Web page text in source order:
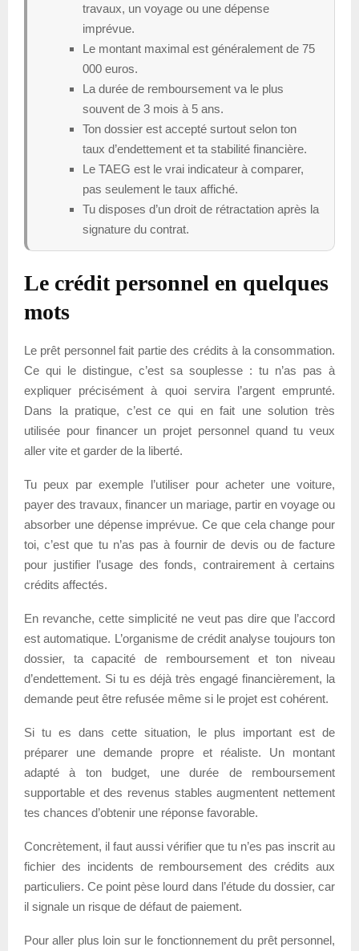
travaux, un voyage ou une dépense
imprévue.
Le montant maximal est généralement de 75
000 euros.
La durée de remboursement va le plus
souvent de 3 mois à 5 ans.
Ton dossier est accepté surtout selon ton
taux d’endettement et ta stabilité financière.
Le TAEG est le vrai indicateur à comparer,
pas seulement le taux affiché.
Tu disposes d’un droit de rétractation après la
signature du contrat.
Le crédit personnel en quelques
mots
Le prêt personnel fait partie des crédits à la consommation.
Ce qui le distingue, c’est sa souplesse : tu n’as pas à
expliquer précisément à quoi servira l’argent emprunté.
Dans la pratique, c’est ce qui en fait une solution très
utilisée pour financer un projet personnel quand tu veux
aller vite et garder de la liberté.
Tu peux par exemple l’utiliser pour acheter une voiture,
payer des travaux, financer un mariage, partir en voyage ou
absorber une dépense imprévue. Ce que cela change pour
toi, c’est que tu n’as pas à fournir de devis ou de facture
pour justifier l’usage des fonds, contrairement à certains
crédits affectés.
En revanche, cette simplicité ne veut pas dire que l’accord
est automatique. L’organisme de crédit analyse toujours ton
dossier, ta capacité de remboursement et ton niveau
d’endettement. Si tu es déjà très engagé financièrement, la
demande peut être refusée même si le projet est cohérent.
Si tu es dans cette situation, le plus important est de
préparer une demande propre et réaliste. Un montant
adapté à ton budget, une durée de remboursement
supportable et des revenus stables augmentent nettement
tes chances d’obtenir une réponse favorable.
Concrètement, il faut aussi vérifier que tu n’es pas inscrit au
fichier des incidents de remboursement des crédits aux
particuliers. Ce point pèse lourd dans l’étude du dossier, car
il signale un risque de défaut de paiement.
Pour aller plus loin sur le fonctionnement du prêt personnel,